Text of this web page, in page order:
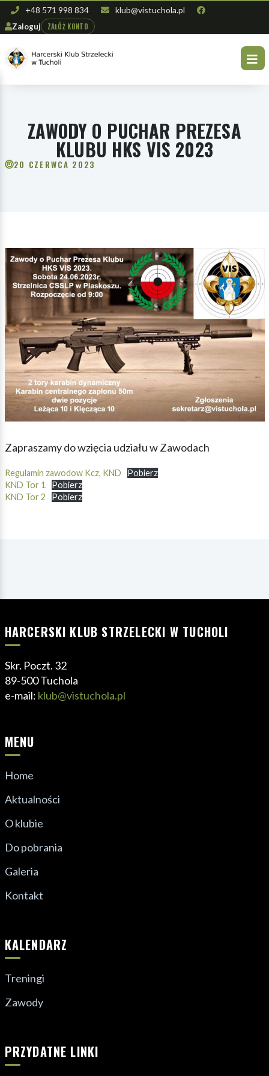
+48 571 998 834 klub@vistuchola.pl
Zaloguj ZAŁÓŻ KONTO
ZAWODY O PUCHAR PREZESA
KLUBU HKS VIS 2023
20 CZERWCA 2023
Zapraszamy do wzięcia udziału w Zawodach
Regulamin zawodow Kcz, KND
Pobierz
KND Tor 1
Pobierz
KND Tor 2
Pobierz
HARCERSKI KLUB STRZELECKI W TUCHOLI
Skr. Poczt. 32
89-500 Tuchola
e-mail: klub@vistuchola.pl
MENU
Home
Aktualności
O klubie
Do pobrania
Galeria
Kontakt
KALENDARZ
Treningi
Zawody
PRZYDATNE LINKI